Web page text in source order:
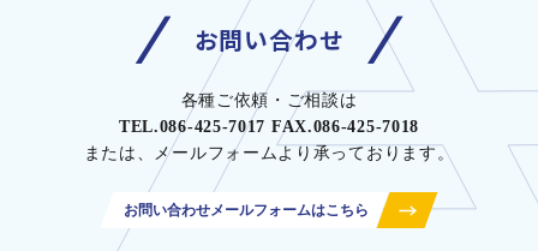
お問い合わせ
各種ご依頼・ご相談は
TEL.086-425-7017 FAX.086-425-7018
または、メールフォームより承っております。
お問い合わせメールフォームはこちら